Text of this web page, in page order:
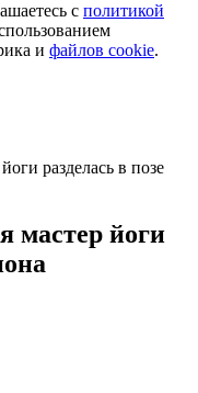
с политикой
и файлов cookie.
разделась в позе
мастер йоги